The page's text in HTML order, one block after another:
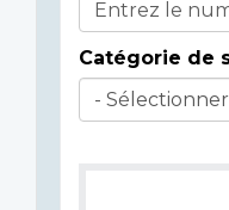
Catégorie de